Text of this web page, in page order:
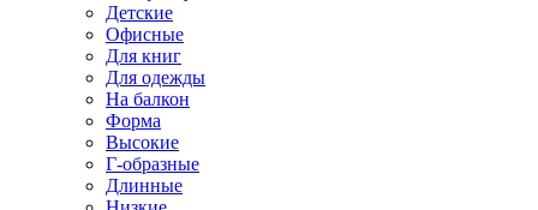
Детские
Офисные
Для книг
Для одежды
На балкон
Форма
Высокие
Г-образные
Длинные